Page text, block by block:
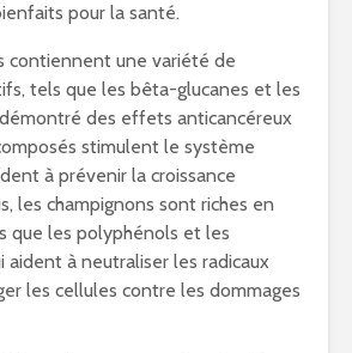
pour la santé.
contiennent une variété de
tels que les bêta-glucanes et les
des effets anticancéreux
stimulent le système
à prévenir la croissance
les champignons sont riches en
que les polyphénols et les
aident à neutraliser les radicaux
les cellules contre les dommages